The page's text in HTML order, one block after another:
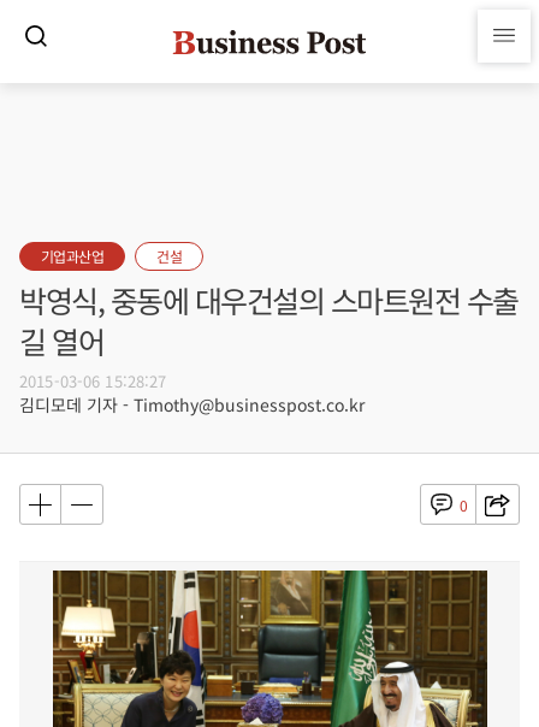
기업과산업 건설
박영식, 중동에 대우건설의 스마트원전 수출
길 열어
2015-03-06 15:28:27
김디모데 기자 - Timothy@businesspost.co.kr
0